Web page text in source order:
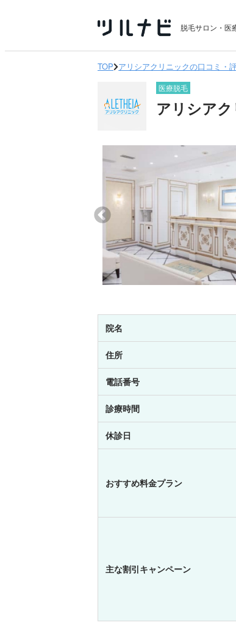
脱毛サロン・医
TOP アリシアクリニックの口コミ・
医療脱毛
アリシア
院名
住所
電話番号
診療時間
休診日
おすすめ料金プラン
主な割引キャンペーン